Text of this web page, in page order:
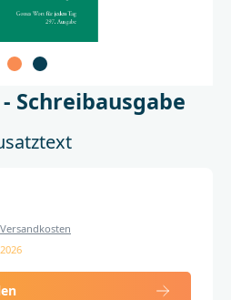
Schreibausgabe
Versandkosten